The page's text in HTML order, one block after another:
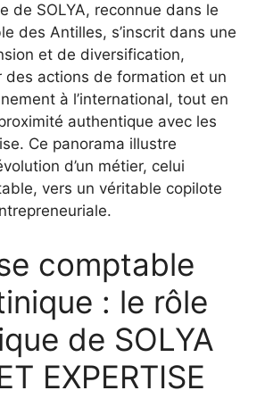
de SOLYA, reconnue dans le
des Antilles, s’inscrit dans une
et de diversification,
des actions de formation et un
à l’international, tout en
authentique avec les
Ce panorama illustre
d’un métier, celui
vers un véritable copilote
comptable
: le rôle
de SOLYA
EXPERTISE